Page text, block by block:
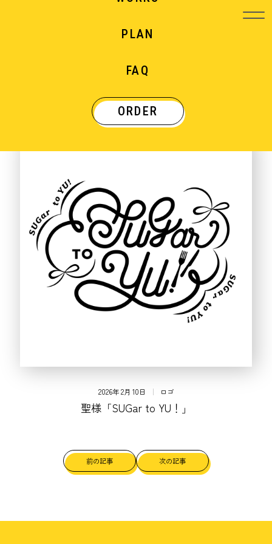
PLAN
FAQ
ORDER
WORKS
制作実績
2026年 2月 10日 ロゴ
聖様「SUGar to YU！」
前の記事 次の記事